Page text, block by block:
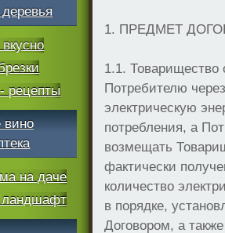
1. ПРЕДМЕТ
1.1. Товарищество
Потребителю
электрическую
потребления, а
возмещать
фактически
количество
в порядке,
Договором, а
рецепты
на даче
ландшафт